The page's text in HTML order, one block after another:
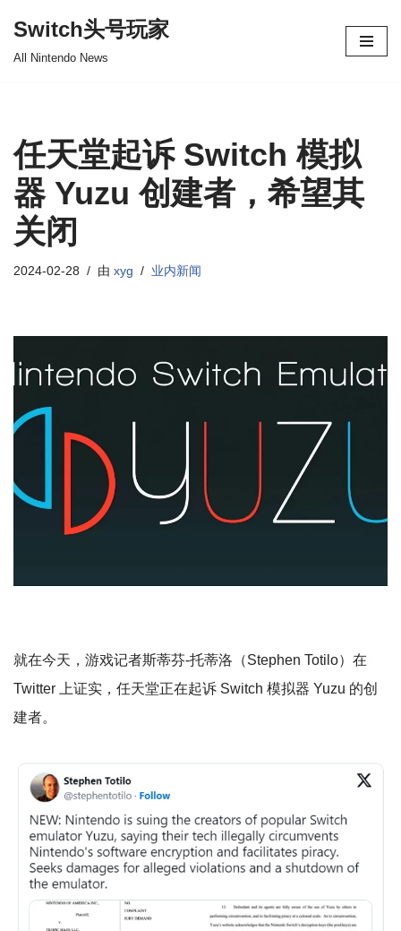
Switch头号玩家
All Nintendo News
任天堂起诉 Switch 模拟
器 Yuzu 创建者，希望其
关闭
2024-02-28 由 xyg 业内新闻
就在今天，游戏记者斯蒂芬-托蒂洛（Stephen Totilo）在
Twitter 上证实，任天堂正在起诉 Switch 模拟器 Yuzu 的创
建者。